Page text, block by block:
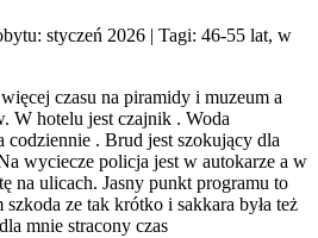
styczeń 2026 | Tagi: 46-55 lat, w
czasu na piramidy i muzeum a
W hotelu jest czajnik . Woda
codziennie . Brud jest szokujący dla
wyciecze policja jest w autokarze a w
na ulicach. Jasny punkt programu to
ze tak krótko i sakkara była też
mnie stracony czas